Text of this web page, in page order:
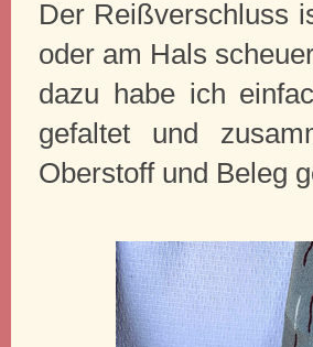
Der Reißverschluss
oder am Hals
dazu habe ich
gefaltet und
Oberstoff und Beleg